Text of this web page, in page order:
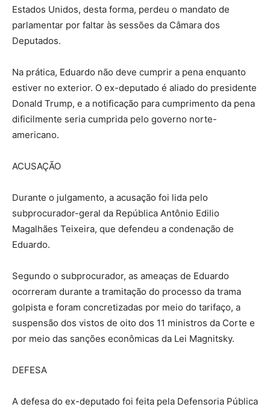
Estados Unidos, desta forma, perdeu o mandato de
parlamentar por faltar às sessões da Câmara dos
Deputados.
Na prática, Eduardo não deve cumprir a pena enquanto
estiver no exterior. O ex-deputado é aliado do presidente
Donald Trump, e a notificação para cumprimento da pena
dificilmente seria cumprida pelo governo norte-
americano.
ACUSAÇÃO
Durante o julgamento, a acusação foi lida pelo
subprocurador-geral da República Antônio Edilio
Magalhães Teixeira, que defendeu a condenação de
Eduardo.
Segundo o subprocurador, as ameaças de Eduardo
ocorreram durante a tramitação do processo da trama
golpista e foram concretizadas por meio do tarifaço, a
suspensão dos vistos de oito dos 11 ministros da Corte e
por meio das sanções econômicas da Lei Magnitsky.
DEFESA
A defesa do ex-deputado foi feita pela Defensoria Pública